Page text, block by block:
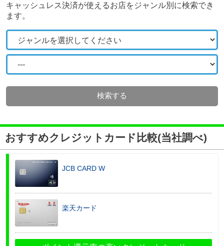
キャッシュレス決済が使えるお店をジャンル別に検索でき
ます。
検索する
おすすめクレジットカード比較(当社調べ)
JCB CARD W
楽天カード